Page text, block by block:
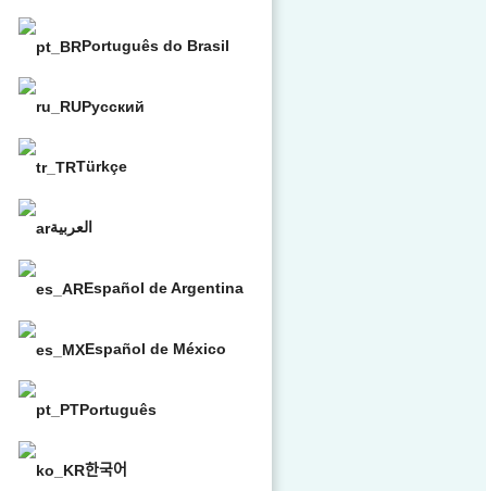
Português do Brasil
Русский
Türkçe
العربية
Español de Argentina
Español de México
Português
한국어